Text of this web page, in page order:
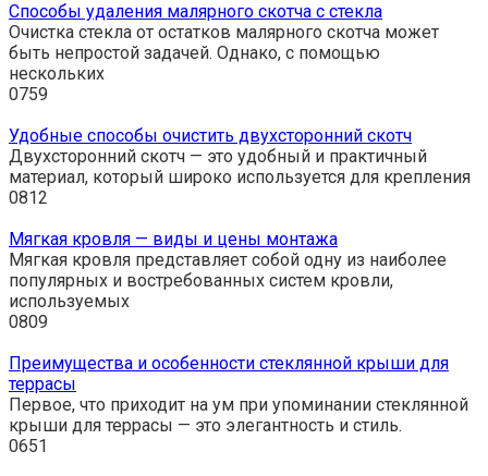
Способы удаления малярного скотча с стекла
Очистка стекла от остатков малярного скотча может
быть непростой задачей. Однако, с помощью
нескольких
0759
Удобные способы очистить двухсторонний скотч
Двухсторонний скотч — это удобный и практичный
материал, который широко используется для крепления
0812
Мягкая кровля — виды и цены монтажа
Мягкая кровля представляет собой одну из наиболее
популярных и востребованных систем кровли,
используемых
0809
Преимущества и особенности стеклянной крыши для
террасы
Первое, что приходит на ум при упоминании стеклянной
крыши для террасы — это элегантность и стиль.
0651